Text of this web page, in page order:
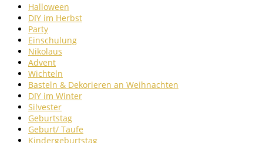
Halloween
DIY im Herbst
Party
Einschulung
Nikolaus
Advent
Wichteln
Basteln & Dekorieren an Weihnachten
DIY im Winter
Silvester
Geburtstag
Geburt/ Taufe
Kindergeburtstag